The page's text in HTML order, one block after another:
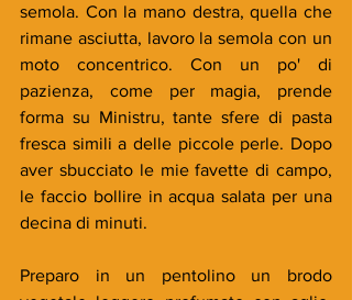
semola. Con la mano destra, quella che
rimane asciutta, lavoro la semola con un
moto concentrico. Con un po' di
pazienza, come per magia, prende
forma su Ministru, tante sfere di pasta
fresca simili a delle piccole perle. Dopo
aver sbucciato le mie favette di campo,
le faccio bollire in acqua salata per una
decina di minuti.
Preparo in un pentolino un brodo